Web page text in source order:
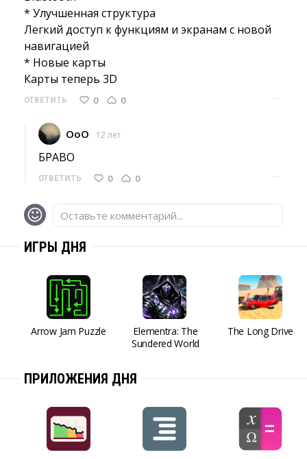
* Улучшенная структура
Легкий доступ к функциям и экранам с новой
навигацией
* Новые карты
Карты теперь 3D
ОТВЕТИТЬ 0 0 ···
OoO 12 лет
БРАВО
ОТВЕТИТЬ 0 0 ···
Оставьте комментарий...
ИГРЫ ДНЯ
Arrow Jam Puzzle
Elementra: The
Sundered World
The Long Drive
ПРИЛОЖЕНИЯ ДНЯ